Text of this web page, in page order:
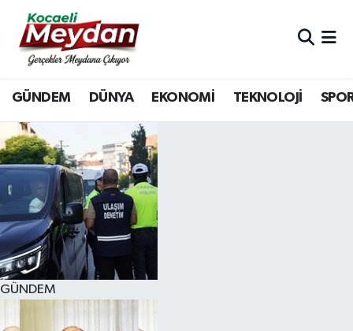
GÜNDEM DÜNYA EKONOMİ TEKNOLOJİ
GÜNDEM
Nöbetçi Eczaneler
Hava Durumu
Trafik Durumu
Süper Lig Puan Durumu ve Fikstür
Tüm Manşetler
Son Dakika Haberleri
Haber Arşivi